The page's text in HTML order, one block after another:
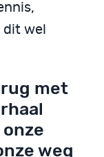
wel
met
weg